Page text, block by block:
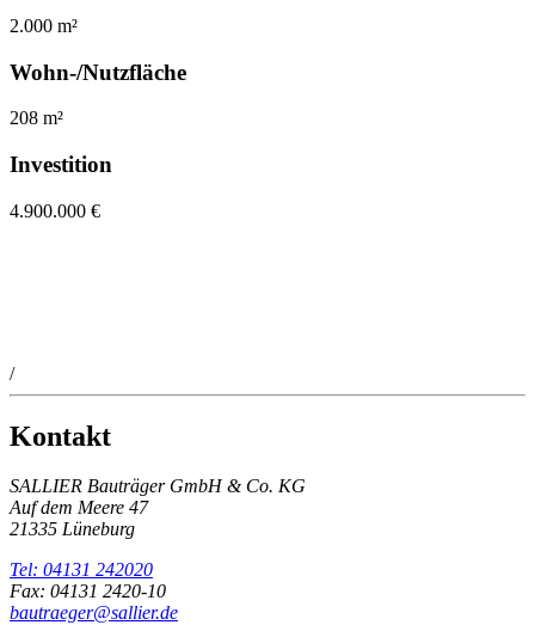
2.000 m²
Wohn-/Nutzfläche
208 m²
Investition
4.900.000 €
/
Kontakt
SALLIER Bauträger GmbH & Co. KG
Auf dem Meere 47
21335 Lüneburg
Tel: 04131 242020
Fax: 04131 2420-10
bautraeger@sallier.de